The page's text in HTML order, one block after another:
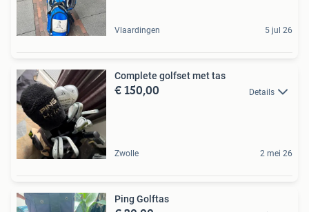
Vlaardingen 5 jul 26
Complete golfset met tas
€ 150,00 Details
Zwolle 2 mei 26
Ping Golftas